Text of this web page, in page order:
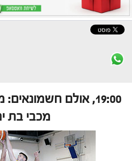
19:00, אולם
מכבי בת